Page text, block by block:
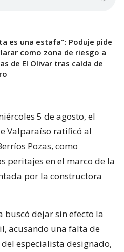
es una estafa": Poduje pide
como zona de riesgo a
de El Olivar tras caída de
5 de agosto, el
Valparaíso ratificó al
Pozas, como
peritajes en el marco de la
por la constructora
buscó dejar sin efecto la
acusando una falta de
especialista designado,